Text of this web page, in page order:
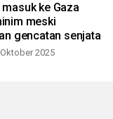
ke Gaza
meski
gencatan senjata
2025